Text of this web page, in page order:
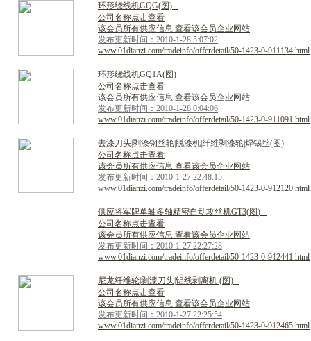
环形绕线机GQG(图)
公司名称点击查看
该会员所有供应信息 查看该会员企业网站
发布更新时间：2010-1-28 5:07:02
www.01dianzi.com/tradeinfo/offerdetail/50-1423-0-911134.html
环形绕线机GQ1A(图)
公司名称点击查看
该会员所有供应信息 查看该会员企业网站
发布更新时间：2010-1-28 0:04:06
www.01dianzi.com/tradeinfo/offerdetail/50-1423-0-911091.html
去漆刀头剥漆钢丝轮 脱漆机纤维剥漆轮焊锡丝(图)
公司名称点击查看
该会员所有供应信息 查看该会员企业网站
发布更新时间：2010-1-27 22:48:15
www.01dianzi.com/tradeinfo/offerdetail/50-1423-0-912120.html
供应将军牌单轴多轴精密自动攻丝机GT3(图)
公司名称点击查看
该会员所有供应信息 查看该会员企业网站
发布更新时间：2010-1-27 22:27:28
www.01dianzi.com/tradeinfo/offerdetail/50-1423-0-912441.html
尼龙纤维轮剥漆刀头铝线剥离机 (图)
公司名称点击查看
该会员所有供应信息 查看该会员企业网站
发布更新时间：2010-1-27 22:25:54
www.01dianzi.com/tradeinfo/offerdetail/50-1423-0-912465.html